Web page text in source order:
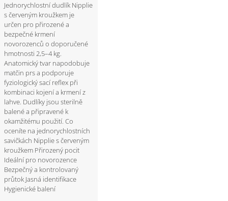
Jednorychlostní dudlík Nipplie
s červeným kroužkem je
určen pro přirozené a
bezpečné krmení
novorozenců o doporučené
hmotnosti 2,5–4 kg.
Anatomický tvar napodobuje
matčin prs a podporuje
fyziologický sací reflex při
kombinaci kojení a krmení z
lahve. Dudlíky jsou sterilně
balené a připravené k
okamžitému použití. Co
oceníte na jednorychlostních
savičkách Nipplie s červeným
kroužkem Přirozený pocit
Ideální pro novorozence
Bezpečný a kontrolovaný
průtok Jasná identifikace
Hygienické balení